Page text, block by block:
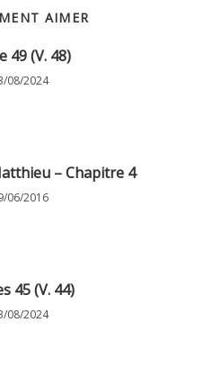
AIMER
49 (V. 48)
08/2024
– Chapitre 4
06/2016
45 (V. 44)
08/2024